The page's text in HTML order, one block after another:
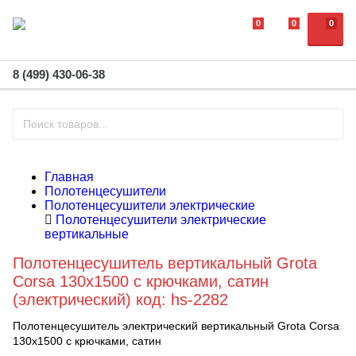
0
0 0
8 (499) 430-06-38
Главная
Полотенцесушители
Полотенцесушители электрические
Полотенцесушители электрические
вертикальные
Полотенцесушитель вертикальный Grota
Corsa 130x1500 с крючками, сатин
(электрический) код: hs-2282
Полотенцесушитель электрический вертикальный Grota Corsa
130х1500 с крючками, сатин